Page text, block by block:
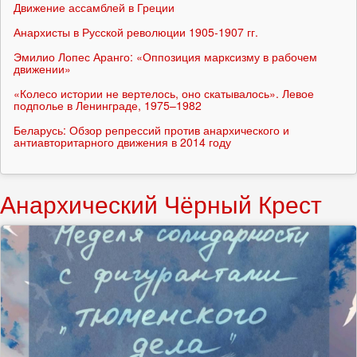
Движение ассамблей в Греции
Анархисты в Русской революции 1905-1907 гг.
Эмилио Лопес Аранго: «Оппозиция марксизму в рабочем
движении»
«Колесо истории не вертелось, оно скатывалось». Левое
подполье в Ленинграде, 1975–1982
Беларусь: Обзор репрессий против анархического и
антиавторитарного движения в 2014 году
Анархический Чёрный Крест